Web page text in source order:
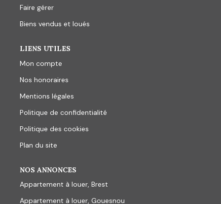
Faire gérer
Biens vendus et loués
LIENS UTILES
Mon compte
Nos honoraires
Mentions légales
Politique de confidentialité
Politique des cookies
Plan du site
NOS ANNONCES
Appartement à louer, Brest
Appartement à louer, Gouesnou